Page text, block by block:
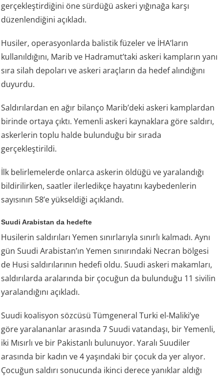
gerçekleştirdiğini öne sürdüğü askeri yığınağa karşı
düzenlendiğini açıkladı.
Husiler, operasyonlarda balistik füzeler ve İHA’ların
kullanıldığını, Marib ve Hadramut’taki askeri kampların yanı
sıra silah depoları ve askeri araçların da hedef alındığını
duyurdu.
Saldırılardan en ağır bilanço Marib’deki askeri kamplardan
birinde ortaya çıktı. Yemenli askeri kaynaklara göre saldırı,
askerlerin toplu halde bulunduğu bir sırada
gerçekleştirildi.
İlk belirlemelerde onlarca askerin öldüğü ve yaralandığı
bildirilirken, saatler ilerledikçe hayatını kaybedenlerin
sayısının 58’e yükseldiği açıklandı.
Suudi Arabistan da hedefte
Husilerin saldırıları Yemen sınırlarıyla sınırlı kalmadı. Aynı
gün Suudi Arabistan’ın Yemen sınırındaki Necran bölgesi
de Husi saldırılarının hedefi oldu. Suudi askeri makamları,
saldırılarda aralarında bir çocuğun da bulunduğu 11 sivilin
yaralandığını açıkladı.
Suudi koalisyon sözcüsü Tümgeneral Turki el-Maliki’ye
göre yaralananlar arasında 7 Suudi vatandaşı, bir Yemenli,
iki Mısırlı ve bir Pakistanlı bulunuyor. Yaralı Suudiler
arasında bir kadın ve 4 yaşındaki bir çocuk da yer alıyor.
Çocuğun saldırı sonucunda ikinci derece yanıklar aldığı